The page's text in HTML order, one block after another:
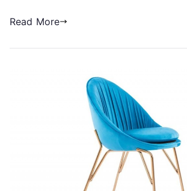
Read More